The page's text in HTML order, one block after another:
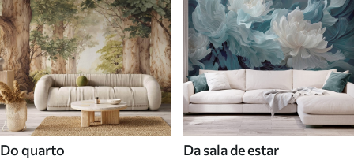
Do quarto Da sala de estar